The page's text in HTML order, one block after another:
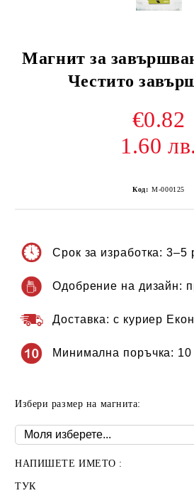
Магнит за
Честито
€0.82
1.60 лв.
Код: М-000125
Срок за изработка: 3–5
Одобрение на дизайн:
Доставка: с куриер
Минимална поръчка:
Избери размер на магнита:
НАПИШЕТЕ ИМЕТО :
ТУК